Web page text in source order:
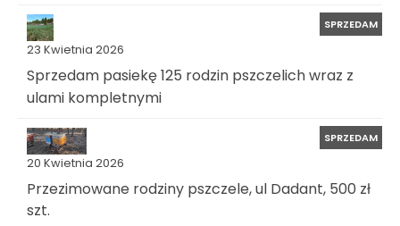
23 Kwietnia 2026
SPRZEDAM
Sprzedam pasiekę 125 rodzin pszczelich wraz z
ulami kompletnymi
20 Kwietnia 2026
SPRZEDAM
Przezimowane rodziny pszczele, ul Dadant, 500 zł
szt.